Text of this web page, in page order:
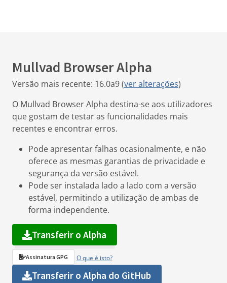
Mullvad Browser Alpha
Versão mais recente: 16.0a9 (ver alterações)
O Mullvad Browser Alpha destina-se aos utilizadores
que gostam de testar as funcionalidades mais
recentes e encontrar erros.
Pode apresentar falhas ocasionalmente, e não
oferece as mesmas garantias de privacidade e
segurança da versão estável.
Pode ser instalada lado a lado com a versão
estável, permitindo a utilização de ambas de
forma independente.
Transferir o Alpha
Assinatura GPG O que é isto?
Transferir o Alpha do GitHub